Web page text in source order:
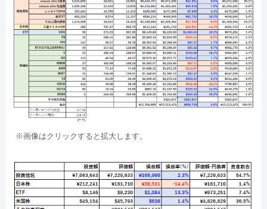
※画像はクリックすると拡大します。